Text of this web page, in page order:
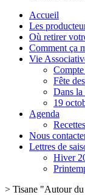
Accueil
Les
Où retirer
Comment ça
Vie
Fête
Dans la
19
Agenda
Recettes
Nous
Lettres de
Hiver
> Tisane "Autour